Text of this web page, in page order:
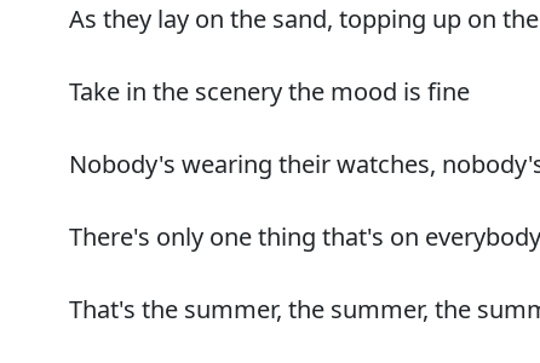
As they lay on the sand, topping up on
Take in the scenery the mood is fine
Nobody's wearing their watches,
There's only one thing that's on
That's the summer, the summer, the